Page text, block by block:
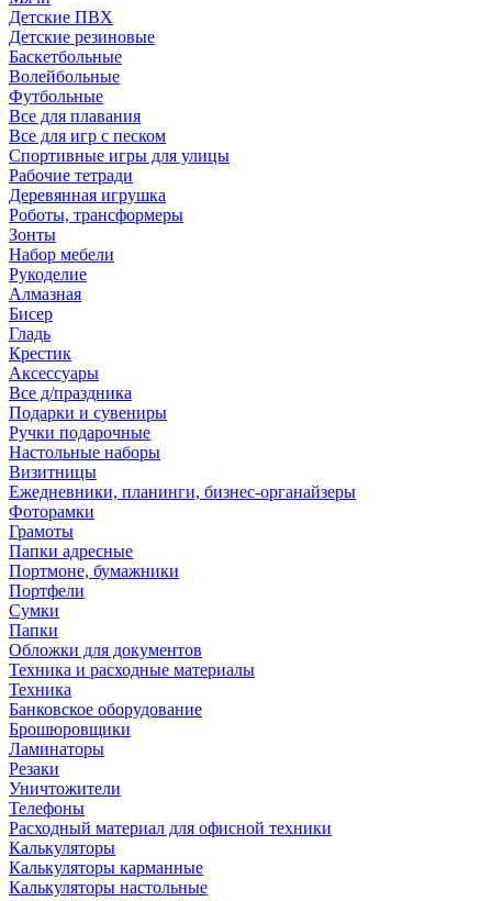
Детские ПВХ
Детские резиновые
Баскетбольные
Волейбольные
Футбольные
Все для плавания
Все для игр с песком
Спортивные игры для улицы
Рабочие тетради
Деревянная игрушка
Роботы, трансформеры
Зонты
Набор мебели
Рукоделие
Алмазная
Бисер
Гладь
Крестик
Аксессуары
Все д/праздника
Подарки и сувениры
Ручки подарочные
Настольные наборы
Визитницы
Ежедневники, планинги, бизнес-органайзеры
Фоторамки
Грамоты
Папки адресные
Портмоне, бумажники
Портфели
Сумки
Папки
Обложки для документов
Техника и расходные материалы
Техника
Банковское оборудование
Брошюровщики
Ламинаторы
Резаки
Уничтожители
Телефоны
Расходный материал для офисной техники
Калькуляторы
Калькуляторы карманные
Калькуляторы настольные